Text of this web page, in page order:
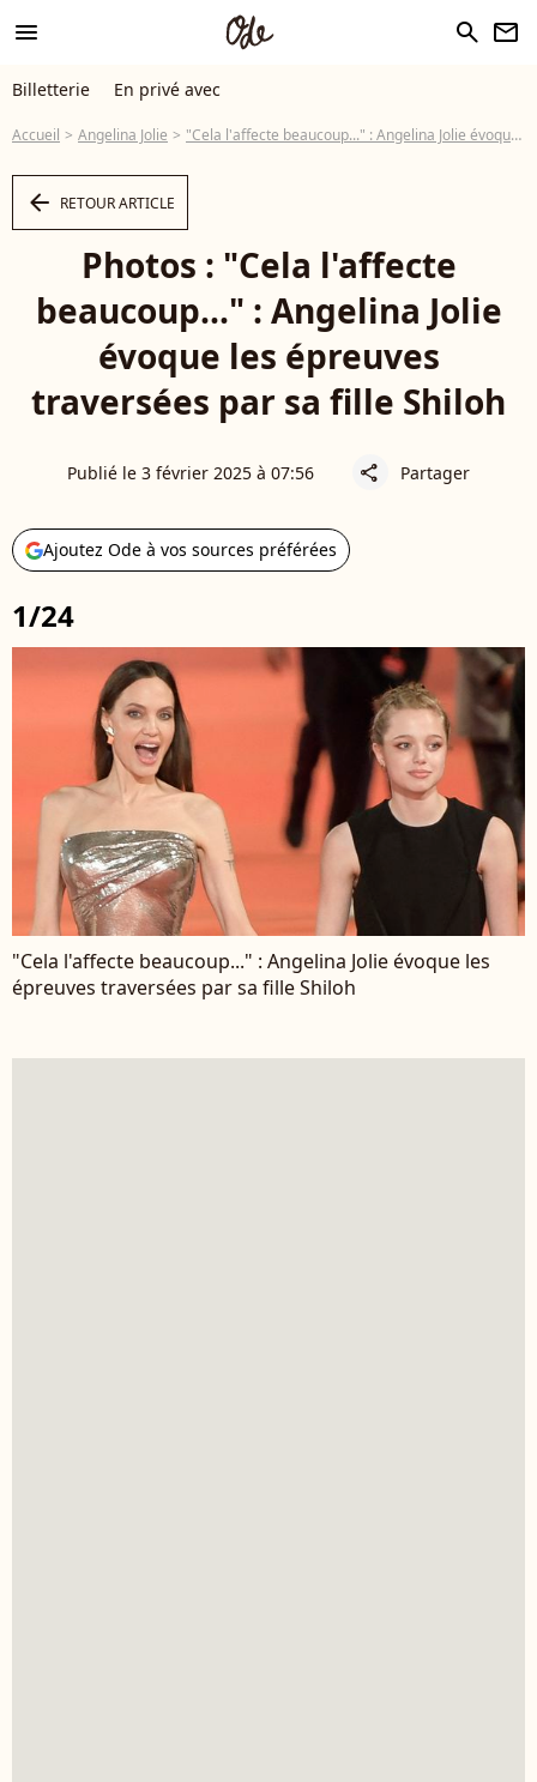
menu search newsletter
Billetterie En privé avec
Accueil Angelina Jolie "Cela l'affecte beaucoup..." : Angelina Jolie évoque les épreuves traversées par sa fille Shiloh
arrow_left RETOUR ARTICLE
Photos : "Cela l'affecte
beaucoup..." : Angelina Jolie
évoque les épreuves
traversées par sa fille Shiloh
Publié le 3 février 2025 à 07:56 share Partager
Ajoutez Ode à vos sources préférées
1/24
"Cela l'affecte beaucoup..." : Angelina Jolie évoque les
épreuves traversées par sa fille Shiloh